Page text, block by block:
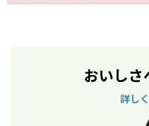
おいしさ
詳し